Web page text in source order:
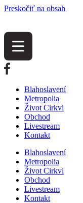
Preskočiť na obsah
Blahoslavení
Metropolia
Život Cirkvi
Obchod
Livestream
Kontakt
Blahoslavení
Metropolia
Život Cirkvi
Obchod
Livestream
Kontakt